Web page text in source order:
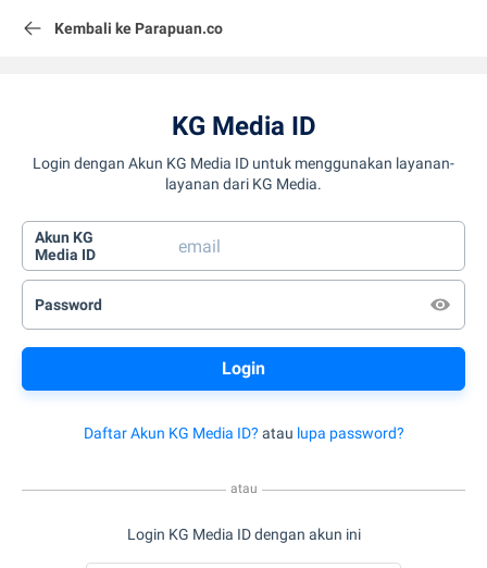
Kembali ke Parapuan.co
KG Media ID
Login dengan Akun KG Media ID untuk menggunakan layanan-
layanan dari KG Media.
Akun KG
Media ID
Password
Daftar Akun KG Media ID? atau lupa password?
atau
Login KG Media ID dengan akun ini